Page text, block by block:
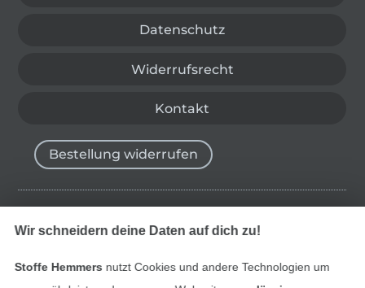
Datenschutz
Widerrufsrecht
Kontakt
Bestellung widerrufen
Finde mehr Inspiration
Wir schneidern deine Daten auf dich zu!
Stoffe Hemmers nutzt Cookies und andere Technologien um